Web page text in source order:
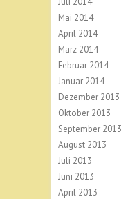
Mai 2014
April 2014
März 2014
Februar 2014
Januar 2014
Dezember 2013
Oktober 2013
September 2013
August 2013
Juli 2013
Juni 2013
April 2013